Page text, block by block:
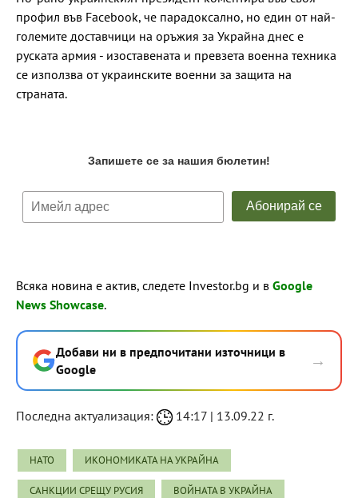
профил във Facebook, че парадоксално, но един от най-
големите доставчици на оръжия за Украйна днес е
руската армия - изоставената и превзета военна техника
се използва от украинските военни за защита на
страната.
Всяка новина е актив, следете Investor.bg и в Google
News Showcase.
Добави ни в предпочитани източници в
Google
→
Последна актуализация: 14:17 | 13.09.22 г.
НАТО ИКОНОМИКАТА НА УКРАЙНА
САНКЦИИ СРЕЩУ РУСИЯ ВОЙНАТА В УКРАЙНА